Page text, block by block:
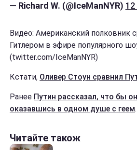
— Richard W. (@IceManNYR) 12
Видео: Американский полковник
Гитлером в эфире популярного
(twitter.com/IceManNYR)
Кстати, Оливер Стоун сравнил
Ранее Путин рассказал, что бы
оказавшись в одном душе с геем.
Читайте також